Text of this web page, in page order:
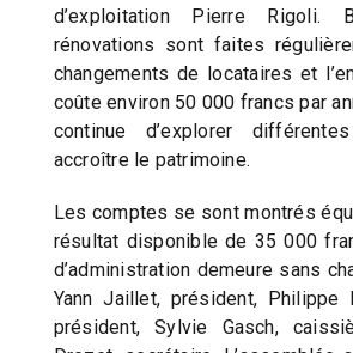
d’exploitation Pierre Rigoli.
rénovations sont faites
changements de locataires et
coûte environ 50 000 francs par
continue d’explorer
accroître le patrimoine.
Les comptes se sont montrés
résultat disponible de 35 000
d’administration demeure sans
Yann Jaillet, président, Philippe
président, Sylvie Gasch,